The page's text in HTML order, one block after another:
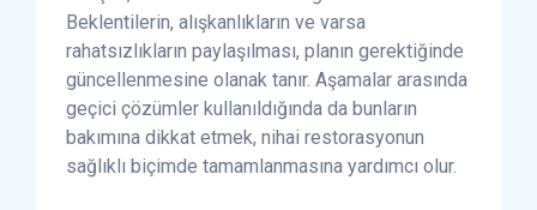
Beklentilerin, alışkanlıkların ve varsa
rahatsızlıkların paylaşılması, planın gerektiğinde
güncellenmesine olanak tanır. Aşamalar arasında
geçici çözümler kullanıldığında da bunların
bakımına dikkat etmek, nihai restorasyonun
sağlıklı biçimde tamamlanmasına yardımcı olur.